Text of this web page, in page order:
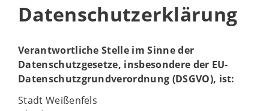
Datenschutzerklärung
Verantwortliche Stelle im Sinne der
Datenschutzgesetze, insbesondere der EU-
Datenschutzgrundverordnung (DSGVO), ist:
Stadt Weißenfels